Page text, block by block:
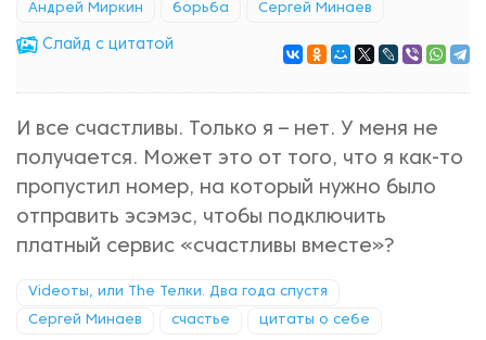
Андрей Миркин борьба Сергей Минаев
Cлайд с цитатой
И все счастливы. Только я – нет. У меня не
получается. Может это от того, что я как-то
пропустил номер, на который нужно было
отправить эсэмэс, чтобы подключить
платный сервис «счастливы вместе»?
Videoты, или The Телки. Два года спустя
Сергей Минаев счастье цитаты о себе